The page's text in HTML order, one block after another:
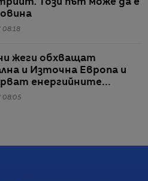
Този път може да е
08:18
жеги обхващат
и Източна Европа и
енергийните
08:05